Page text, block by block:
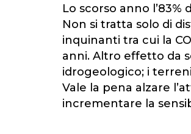
Lo scorso anno
Non si tratta solo di
inquinanti tra cui la
anni. Altro effetto da
idrogeologico; i
Vale la pena alzare
incrementare la